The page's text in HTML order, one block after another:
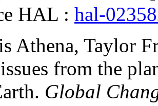
HAL : hal-
Athena, Taylor
from the
. Global